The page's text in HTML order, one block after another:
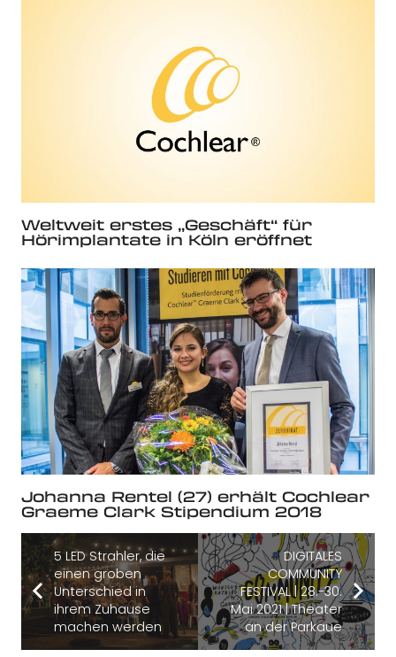
Weltweit erstes „Geschäft“ für
Hörimplantate in Köln eröffnet
Johanna Rentel (27) erhält Cochlear
Graeme Clark Stipendium 2018
5 LED Strahler, die
einen groben
Unterschied in
ihrem Zuhause
machen werden
DIGITALES
COMMUNITY
FESTIVAL | 28.-30.
Mai 2021 | Theater
an der Parkaue